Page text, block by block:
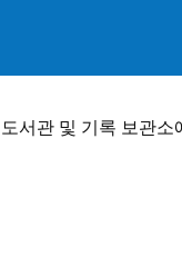
도서관 및 기록 보관